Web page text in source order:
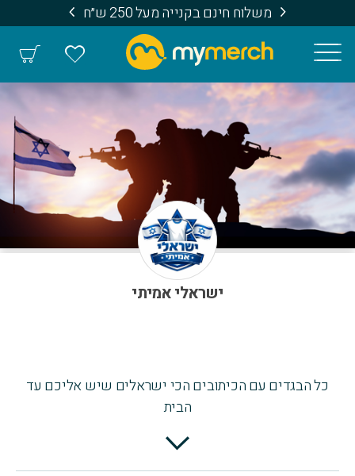
משלוח חינם בקנייה מעל 250 ש״ח
ישראלי אמיתי
כל הבגדים עם הכיתובים הכי ישראלים שיש אליכם עד
הבית